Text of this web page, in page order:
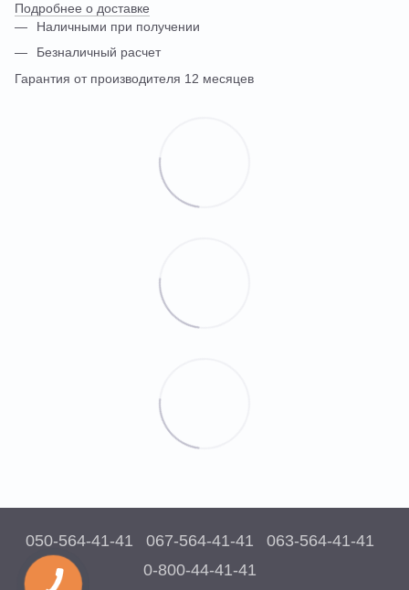
Подробнее о доставке
Наличными при получении
Безналичный расчет
Гарантия от производителя 12 месяцев
050-564-41-41 067-564-41-41
063-564-41-41
0-800-44-41-41